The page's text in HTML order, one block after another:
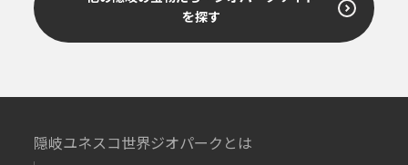
を探す
隠岐ユネスコ世界ジオパークとは